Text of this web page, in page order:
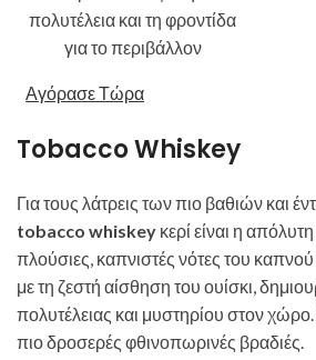
πολυτέλεια και τη φροντίδα
για το περιβάλλον
Αγόρασε Τώρα
Tobacco Whiskey
Για τους λάτρεις των πιο βαθιών και
tobacco whiskey κερί είναι η
πλούσιες, καπνιστές νότες του καπνού
με τη ζεστή αίσθηση του ουίσκι,
πολυτέλειας και μυστηρίου στον χώρο.
πιο δροσερές φθινοπωρινές βραδιές.